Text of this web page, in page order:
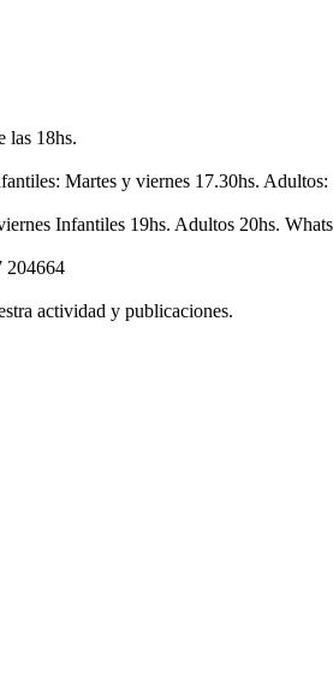
las 18hs.
Martes y viernes 17.30hs.
Infantiles 19hs. Adultos 20hs.
204664
actividad y publicaciones.